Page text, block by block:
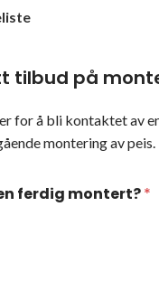
tilbud på
for å bli kontaktet av
montering av peis.
ferdig montert?*